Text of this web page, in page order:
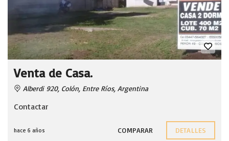
Venta de Casa.
Alberdi 920, Colón, Entre Ríos, Argentina
Contactar
hace 6 años COMPARAR DETALLES